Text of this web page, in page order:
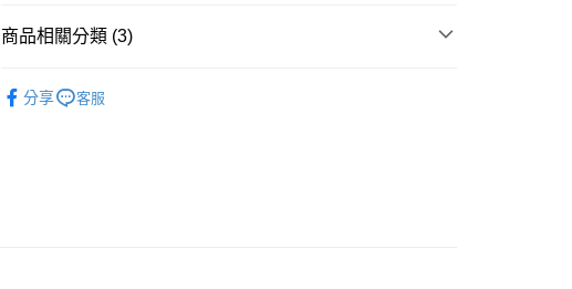
運送方式
全家付款取貨
商品相關分類 (3)
supplies
分享 客服